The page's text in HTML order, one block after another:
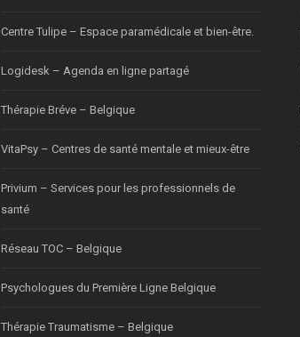
Centre Tulipe – Espace paramédicale et bien-être.
Logidesk – Agenda en ligne partagé
Thérapie Bréve – Belgique
VitaPsy – Centres de santé mentale et mieux-être
Privium – Services pour les professionnels de
santé
Réseau TOC – Belgique
Psychologues du Première Ligne Belgique
Thérapie Traumatisme – Belgique